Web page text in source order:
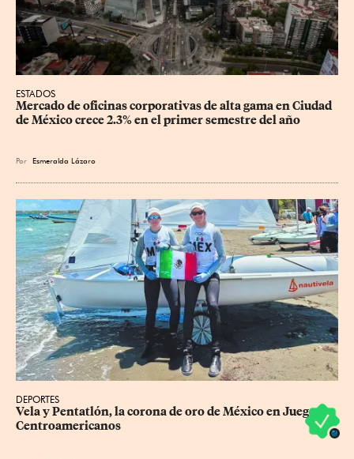
ESTADOS
Mercado de oficinas corporativas de alta gama en Ciudad
de México crece 2.3% en el primer semestre del año
Por Esmeralda Lázaro
DEPORTES
Vela y Pentatlón, la corona de oro de México en Juegos
Centroamericanos